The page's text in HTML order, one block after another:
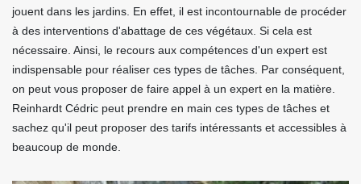
jouent dans les jardins. En effet, il est incontournable de procéder
à des interventions d'abattage de ces végétaux. Si cela est
nécessaire. Ainsi, le recours aux compétences d'un expert est
indispensable pour réaliser ces types de tâches. Par conséquent,
on peut vous proposer de faire appel à un expert en la matière.
Reinhardt Cédric peut prendre en main ces types de tâches et
sachez qu'il peut proposer des tarifs intéressants et accessibles à
beaucoup de monde.